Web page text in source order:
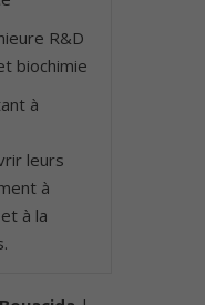
R&D
biochimie
à
leurs
à
à la